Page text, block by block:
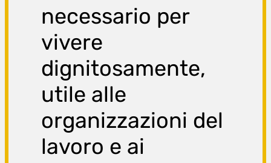
necessario per
vivere
dignitosamente,
utile alle
organizzazioni del
lavoro e ai